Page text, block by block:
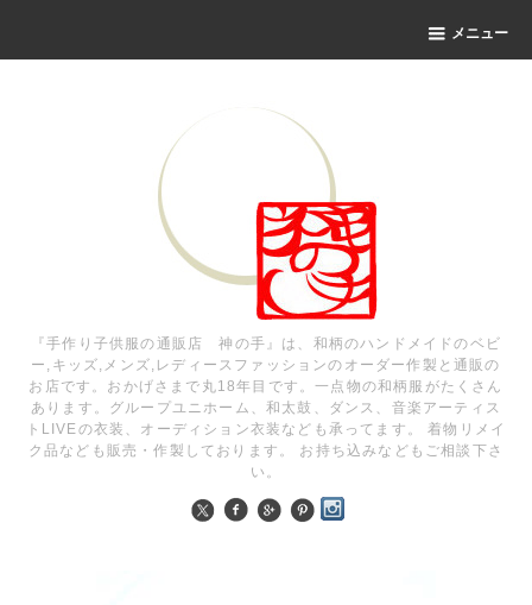
メニュー
『手作り子供服の通販店 神の手』は、和柄のハンドメイドのベビ
ー,キッズ,メンズ,レディースファッションのオーダー作製と通販の
お店です。おかげさまで丸18年目です。一点物の和柄服がたくさん
あります。グループユニホーム、和太鼓、ダンス、音楽アーティス
トLIVEの衣装、オーディション衣装なども承ってます。 着物リメイ
ク品なども販売・作製しております。 お持ち込みなどもご相談下さ
い。